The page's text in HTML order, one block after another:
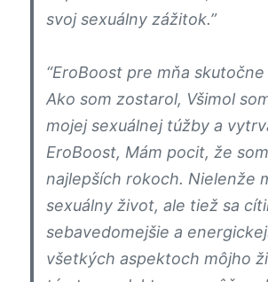
svoj sexuálny zážitok.”
“EroBoost pre mňa
Ako som zostarol, Všimol
mojej sexuálnej túžby a
EroBoost, Mám pocit, že
najlepších rokoch. Nielenže
sexuálny život, ale tiež sa
sebavedomejšie a
všetkých aspektoch môjho